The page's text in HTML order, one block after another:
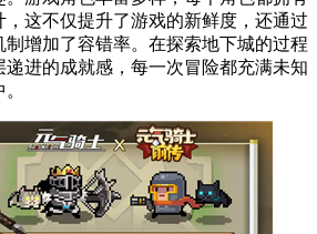
这不仅提升了游戏的新鲜度，还通过
增加了容错率。在探索地下城的过程
进的成就感，每一次冒险都充满未知